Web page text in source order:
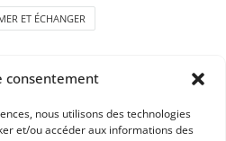
consentement
nous utilisons des technologies
et/ou accéder aux informations des
ET ÉCHANGER